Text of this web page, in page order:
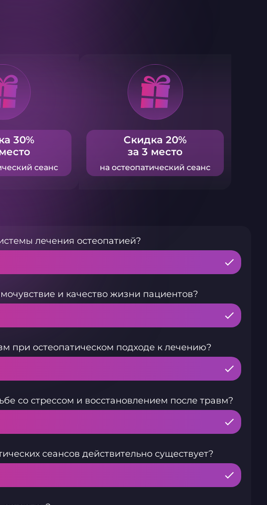
30%
сеанс
Cкидка 20%
за 3 место
на остеопатический сеанс
лечения остеопатией?
и качество жизни пациентов?
при остеопатическом подходе к лечению?
со стрессом и восстановлением после травм?
сеансов действительно существует?